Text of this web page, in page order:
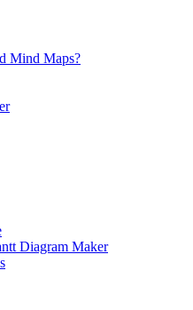
Mind Maps?
Diagram Maker